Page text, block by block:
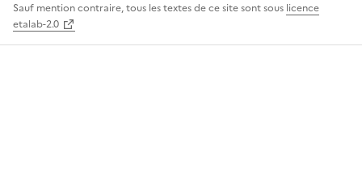
Sauf mention contraire, tous les textes de ce site sont sous licence
etalab-2.0